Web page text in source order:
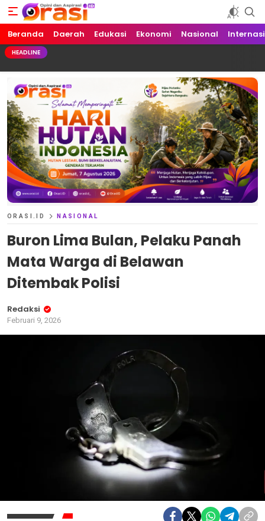
Orasi.ID
Opini dan Aspirasi!
Beranda Daerah Edukasi Ekonomi Nasional
HEADLINE
ORASI.ID NASIONAL
Buron Lima Bulan, Pelaku Panah
Mata Warga di Belawan
Ditembak Polisi
Redaksi
Februari 9, 2026